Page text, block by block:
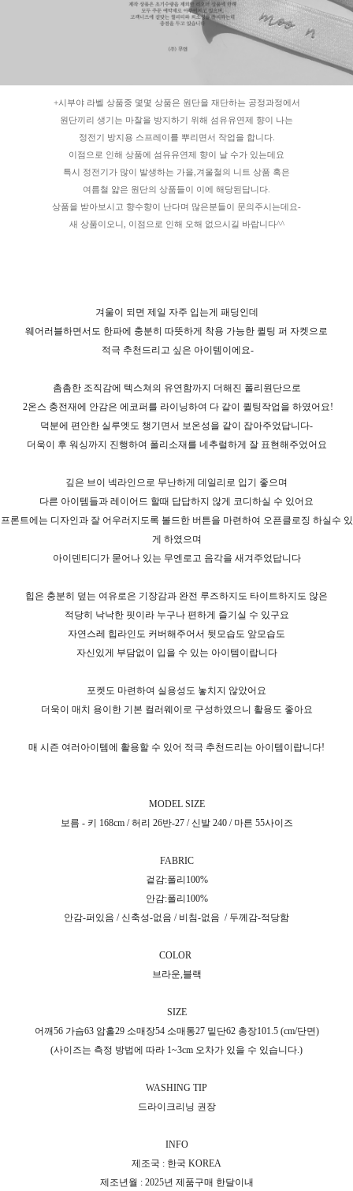
+시부야 라벨 상품중 몇몇 상품은 원단을 재단하는 공정과정에서
원단끼리 생기는 마찰을 방지하기 위해 섬유유연제 향이 나는
정전기 방지용 스프레이를 뿌리면서 작업을 합니다.
이점으로 인해 상품에 섬유유연제 향이 날 수가 있는데요
특시 정전기가 많이 발생하는 가을,겨울철의 니트 상품 혹은
여름철 얇은 원단의 상품들이 이에 해당된답니다.
상품을 받아보시고 향수향이 난다며 많은분들이 문의주시는데요-
새 상품이오니, 이점으로 인해 오해 없으시길 바랍니다^^
겨울이 되면 제일 자주 입는게 패딩인데
웨어러블하면서도 한파에 충분히 따뜻하게 착용 가능한 퀼팅 퍼 자켓으로
적극 추천드리고 싶은 아이템이에요-
촘촘한 조직감에 텍스쳐의 유연함까지 더해진 폴리원단으로
2온스 충전재에 안감은 에코퍼를 라이닝하여 다 같이 퀼팅작업을 하였어요!
덕분에 편안한 실루엣도 챙기면서 보온성을 같이 잡아주었답니다-
더욱이 후 워싱까지 진행하여 폴리소재를 네추럴하게 잘 표현해주었어요
깊은 브이 넥라인으로 무난하게 데일리로 입기 좋으며
다른 아이템들과 레이어드 할때 답답하지 않게 코디하실 수 있어요
프론트에는 디자인과 잘 어우러지도록 볼드한 버튼을 마련하여 오픈클로징 하실수 있
게 하였으며
아이덴티디가 묻어나 있는 무엔로고 음각을 새겨주었답니다
힙은 충분히 덮는 여유로은 기장감과 완전 루즈하지도 타이트하지도 않은
적당히 낙낙한 핏이라 누구나 편하게 즐기실 수 있구요
자연스레 힙라인도 커버해주어서 뒷모습도 앞모습도
자신있게 부담없이 입을 수 있는 아이템이랍니다
포켓도 마련하여 실용성도 놓치지 않았어요
더욱이 매치 용이한 기본 컬러웨이로 구성하였으니 활용도 좋아요
매 시즌 여러아이템에 활용할 수 있어 적극 추천드리는 아이템이랍니다!
MODEL SIZE
보름 - 키 168cm / 허리 26반-27 / 신발 240 / 마른 55사이즈
FABRIC
겉감:폴리100%
안감:폴리100%
안감-퍼있음 / 신축성-없음 / 비침-없음 / 두께감-적당함
COLOR
브라운,블랙
SIZE
어깨56 가슴63 암홀29 소매장54 소매통27 밑단62 총장101.5 (cm/단면)
(사이즈는 측정 방법에 따라 1~3cm 오차가 있을 수 있습니다.)
WASHING TIP
드라이크리닝 권장
INFO
제조국 : 한국 KOREA
제조년월 : 2025년 제품구매 한달이내